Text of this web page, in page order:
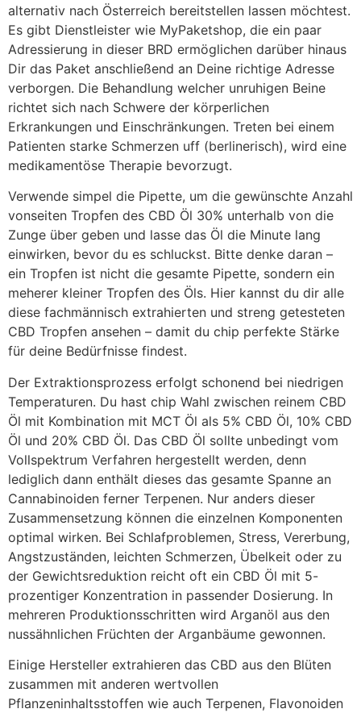
alternativ nach Österreich bereitstellen lassen möchtest.
Es gibt Dienstleister wie MyPaketshop, die ein paar
Adressierung in dieser BRD ermöglichen darüber hinaus
Dir das Paket anschließend an Deine richtige Adresse
verborgen. Die Behandlung welcher unruhigen Beine
richtet sich nach Schwere der körperlichen
Erkrankungen und Einschränkungen. Treten bei einem
Patienten starke Schmerzen uff (berlinerisch), wird eine
medikamentöse Therapie bevorzugt.
Verwende simpel die Pipette, um die gewünschte Anzahl
vonseiten Tropfen des CBD Öl 30% unterhalb von die
Zunge über geben und lasse das Öl die Minute lang
einwirken, bevor du es schluckst. Bitte denke daran –
ein Tropfen ist nicht die gesamte Pipette, sondern ein
meherer kleiner Tropfen des Öls. Hier kannst du dir alle
diese fachmännisch extrahierten und streng getesteten
CBD Tropfen ansehen – damit du chip perfekte Stärke
für deine Bedürfnisse findest.
Der Extraktionsprozess erfolgt schonend bei niedrigen
Temperaturen. Du hast chip Wahl zwischen reinem CBD
Öl mit Kombination mit MCT Öl als 5% CBD Öl, 10% CBD
Öl und 20% CBD Öl. Das CBD Öl sollte unbedingt vom
Vollspektrum Verfahren hergestellt werden, denn
lediglich dann enthält dieses das gesamte Spanne an
Cannabinoiden ferner Terpenen. Nur anders dieser
Zusammensetzung können die einzelnen Komponenten
optimal wirken. Bei Schlafproblemen, Stress, Vererbung,
Angstzuständen, leichten Schmerzen, Übelkeit oder zu
der Gewichtsreduktion reicht oft ein CBD Öl mit 5-
prozentiger Konzentration in passender Dosierung. In
mehreren Produktionsschritten wird Arganöl aus den
nussähnlichen Früchten der Arganbäume gewonnen.
Einige Hersteller extrahieren das CBD aus den Blüten
zusammen mit anderen wertvollen
Pflanzeninhaltsstoffen wie auch Terpenen, Flavonoiden